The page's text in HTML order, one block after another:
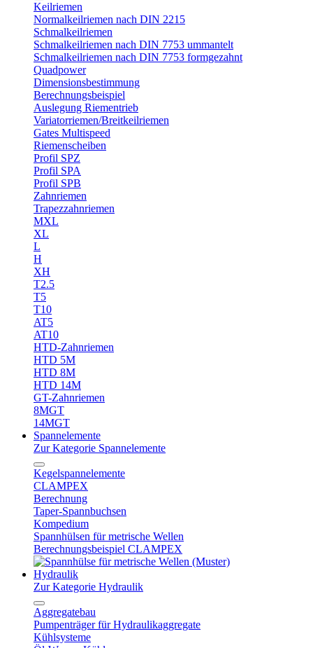
Keilriemen
Normalkeilriemen nach DIN 2215
Schmalkeilriemen
Schmalkeilriemen nach DIN 7753 ummantelt
Schmalkeilriemen nach DIN 7753 formgezahnt
Quadpower
Dimensionsbestimmung
Berechnungsbeispiel
Auslegung Riementrieb
Variatorriemen/Breitkeilriemen
Gates Multispeed
Riemenscheiben
Profil SPZ
Profil SPA
Profil SPB
Zahnriemen
Trapezzahnriemen
MXL
XL
L
H
XH
T2.5
T5
T10
AT5
AT10
HTD-Zahnriemen
HTD 5M
HTD 8M
HTD 14M
GT-Zahnriemen
8MGT
14MGT
Spannelemente
Zur Kategorie Spannelemente
Kegelspannelemente
CLAMPEX
Berechnung
Taper-Spannbuchsen
Kompedium
Spannhülsen für metrische Wellen
Berechnungsbeispiel CLAMPEX
Hydraulik
Zur Kategorie Hydraulik
Aggregatebau
Pumpenträger für Hydraulikaggregate
Kühlsysteme